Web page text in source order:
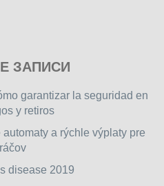
ЗАПИСИ
garantizar la seguridad en
y retiros
a rýchle výplaty pre
disease 2019